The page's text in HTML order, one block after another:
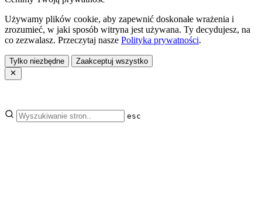
Używamy plików cookie, aby zapewnić doskonałe wrażenia i
zrozumieć, w jaki sposób witryna jest używana. Ty decydujesz, na
co zezwalasz. Przeczytaj nasze Polityka prywatności.
Tylko niezbędne Zaakceptuj wszystko
esc